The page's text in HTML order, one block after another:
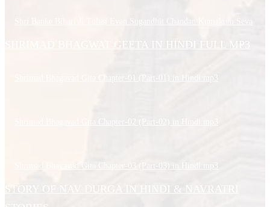
SHRIMAD BHAGWAT GEETA IN HINDI FULL MP3
Shrimad Bhagavad Gita Chapter-01 (Part-01) in Hindi.mp3
Shrimad Bhagavad Gita Chapter-03 (Part-03) in Hindi.mp3
STORY OF NAV DURGA IN HINDI & NAVRATRI